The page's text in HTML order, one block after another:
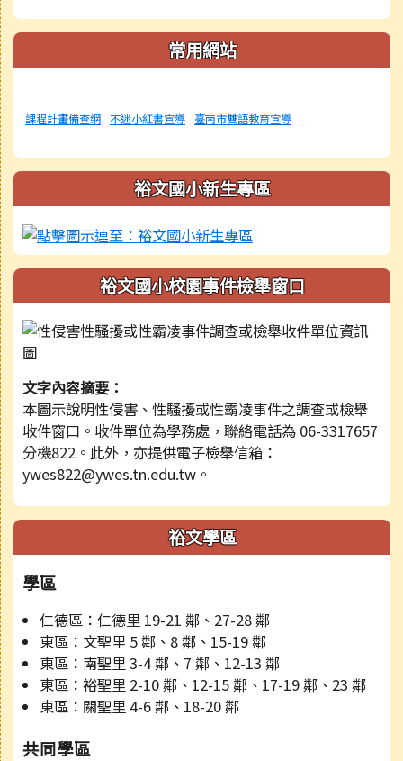
常用網站
課程計畫備查網 不迷小紅書宣導 臺南市雙語教育宣導
裕文國小新生專區
裕文國小校園事件檢舉窗口
文字內容摘要：
本圖示說明性侵害、性騷擾或性霸凌事件之調查或檢舉
收件窗口。收件單位為學務處，聯絡電話為 06-3317657
分機822。此外，亦提供電子檢舉信箱：
ywes822@ywes.tn.edu.tw。
裕文學區
學區
仁德區：仁德里 19-21 鄰、27-28 鄰
東區：文聖里 5 鄰、8 鄰、15-19 鄰
東區：南聖里 3-4 鄰、7 鄰、12-13 鄰
東區：裕聖里 2-10 鄰、12-15 鄰、17-19 鄰、23 鄰
東區：關聖里 4-6 鄰、18-20 鄰
共同學區